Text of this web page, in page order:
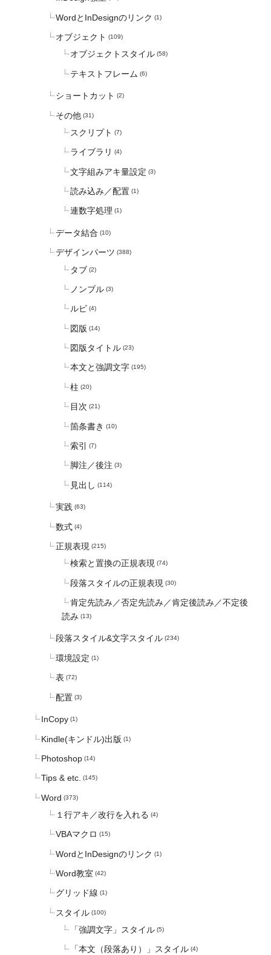
WordとInDesignのリンク (1)
オブジェクト (109)
オブジェクトスタイル (58)
テキストフレーム (6)
ショートカット (2)
その他 (31)
スクリプト (7)
ライブラリ (4)
文字組みアキ量設定 (3)
読み込み／配置 (1)
連数字処理 (1)
データ結合 (10)
デザインパーツ (388)
タブ (2)
ノンブル (3)
ルビ (4)
図版 (14)
図版タイトル (23)
本文と強調文字 (195)
柱 (20)
目次 (21)
箇条書き (10)
索引 (7)
脚注／後注 (3)
見出し (114)
実践 (63)
数式 (4)
正規表現 (215)
検索と置換の正規表現 (74)
段落スタイルの正規表現 (30)
肯定先読み／否定先読み／肯定後読み／不定後
読み (13)
段落スタイル&文字スタイル (234)
環境設定 (1)
表 (72)
配置 (3)
InCopy (1)
Kindle(キンドル)出版 (1)
Photoshop (14)
Tips & etc. (145)
Word (373)
１行アキ／改行を入れる (4)
VBAマクロ (15)
WordとInDesignのリンク (1)
Word教室 (42)
グリッド線 (1)
スタイル (100)
「強調文字」スタイル (5)
「本文（段落あり）」スタイル (4)